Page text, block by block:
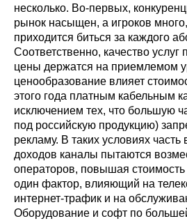
несколько. Во-первых,
рынок насыщен, а игроков
приходится биться за каждого
Соответственно, качество услуг
цены держатся на приемлемом
ценообразование влияет
этого года платным кабельным
исключением тех, что большую
под российскую продукцию)
рекламу. В таких условиях
доходов каналы пытаются
операторов, повышая
один фактор, влияющий на
интернет-трафик и на
Оборудование и софт по